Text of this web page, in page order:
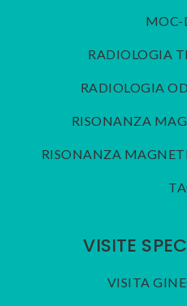
MOC-
RADIOLOGIA
RADIOLOGIA
RISONANZA
RISONANZA
VISITE
VISITA